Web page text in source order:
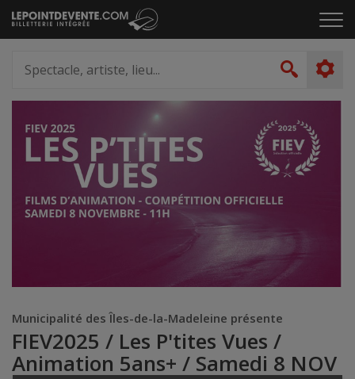
Passer
au
le
artiste,
lieu...
Municipalité des Îles-de-la-Madeleine présente
FIEV2025 / Les P'tites Vues /
Animation 5ans+ / Samedi 8 NOV